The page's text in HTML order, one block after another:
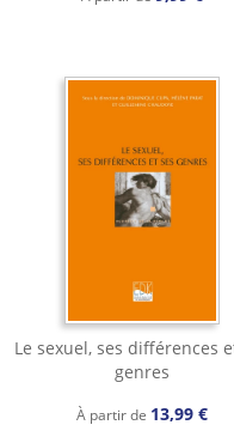
Le sexuel, ses différences
genres
À partir de 13,99 €